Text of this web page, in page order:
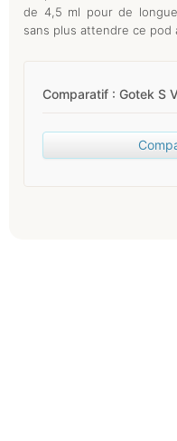
de 4,5 ml pour de
sans plus attendre ce pod
Comparatif : Gotek S